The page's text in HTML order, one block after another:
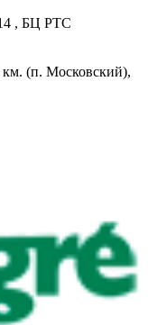
14 , БЦ РТС
км. (п. Московский),